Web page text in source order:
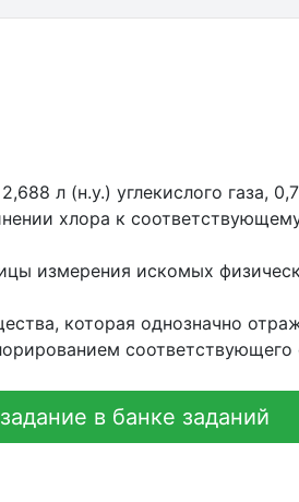
л (н.у.) углекислого газа,
хлора к
измерения искомых
которая однозначно
соответствующего
в банке заданий